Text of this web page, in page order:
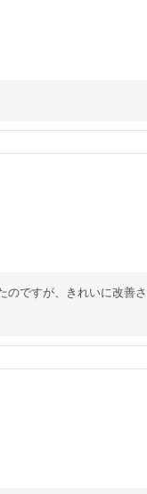
ですが、きれいに改善